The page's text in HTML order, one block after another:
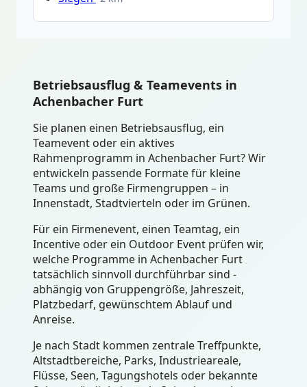
Betriebsausflug & Teamevents in
Achenbacher Furt
Sie planen einen Betriebsausflug, ein
Teamevent oder ein aktives
Rahmenprogramm in Achenbacher Furt? Wir
entwickeln passende Formate für kleine
Teams und große Firmengruppen – in
Innenstadt, Stadtvierteln oder im Grünen.
Für ein Firmenevent, einen Teamtag, ein
Incentive oder ein Outdoor Event prüfen wir,
welche Programme in Achenbacher Furt
tatsächlich sinnvoll durchführbar sind -
abhängig von Gruppengröße, Jahreszeit,
Platzbedarf, gewünschtem Ablauf und
Anreise.
Je nach Stadt kommen zentrale Treffpunkte,
Altstadtbereiche, Parks, Industrieareale,
Flüsse, Seen, Tagungshotels oder bekannte